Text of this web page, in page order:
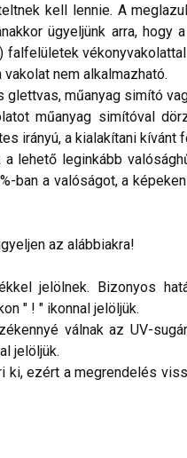
kell lennie. A
ügyeljünk arra, hogy
nem alkalmazható.
műanyag simító
műanyag simítóval
irányú, a kialakítani kívánt
lehető leginkább
a valóságot, a
az alábbiakra!
jelölnek. Bizonyos
" ! " ikonnal jelöljük.
válnak az UV-
jelöljük.
ezért a megrendelés